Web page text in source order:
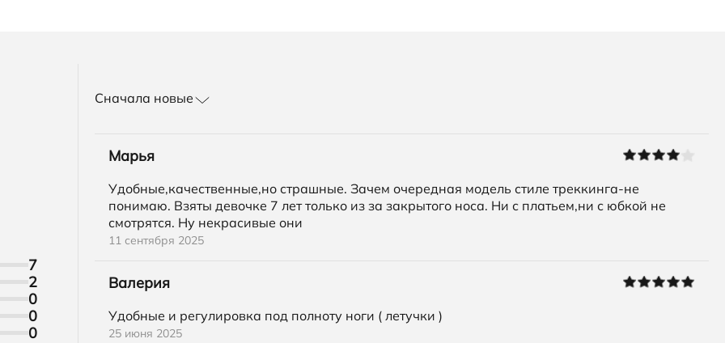
7
2
0
0
0
Сначала новые
Марья
Удобные,качественные,но страшные. Зачем очередная модель стиле треккинга-не
понимаю. Взяты девочке 7 лет только из за закрытого носа. Ни с платьем,ни с юбкой не
смотрятся. Ну некрасивые они
11 сентября 2025
Валерия
Удобные и регулировка под полноту ноги ( летучки )
25 июня 2025